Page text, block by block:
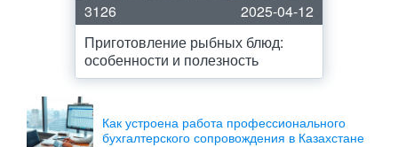
3126
2025-04-12
Приготовление рыбных блюд:
особенности и полезность
Как устроена работа профессионального
бухгалтерского сопровождения в Казахстане